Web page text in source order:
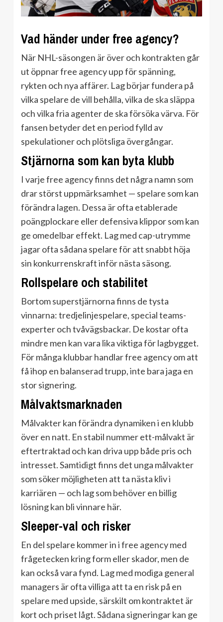
Vad händer under free agency?
När NHL-säsongen är över och kontrakten går
ut öppnar free agency upp för spänning,
rykten och nya affärer. Lag börjar fundera på
vilka spelare de vill behålla, vilka de ska släppa
och vilka fria agenter de ska försöka värva. För
fansen betyder det en period fylld av
spekulationer och plötsliga övergångar.
Stjärnorna som kan byta klubb
I varje free agency finns det några namn som
drar störst uppmärksamhet — spelare som kan
förändra lagen. Dessa är ofta etablerade
poängplockare eller defensiva klippor som kan
ge omedelbar effekt. Lag med cap-utrymme
jagar ofta sådana spelare för att snabbt höja
sin konkurrenskraft inför nästa säsong.
Rollspelare och stabilitet
Bortom superstjärnorna finns de tysta
vinnarna: tredjelinjespelare, special teams-
experter och tvåvägsbackar. De kostar ofta
mindre men kan vara lika viktiga för lagbygget.
För många klubbar handlar free agency om att
få ihop en balanserad trupp, inte bara jaga en
stor signering.
Målvaktsmarknaden
Målvakter kan förändra dynamiken i en klubb
över en natt. En stabil nummer ett-målvakt är
eftertraktad och kan driva upp både pris och
intresset. Samtidigt finns det unga målvakter
som söker möjligheten att ta nästa kliv i
karriären — och lag som behöver en billig
lösning kan bli vinnare här.
Sleeper-val och risker
En del spelare kommer in i free agency med
frågetecken kring form eller skador, men de
kan också vara fynd. Lag med modiga general
managers är ofta villiga att ta en risk på en
spelare med upside, särskilt om kontraktet är
kort och priset lågt. Sådana signeringar kan ge